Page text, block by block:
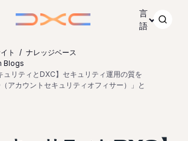
言
語
ト
ナレッジベース
Blogs
ュリティとDXC】セキュリティ運用の質を
アカウントセキュリティオフィサー）」と